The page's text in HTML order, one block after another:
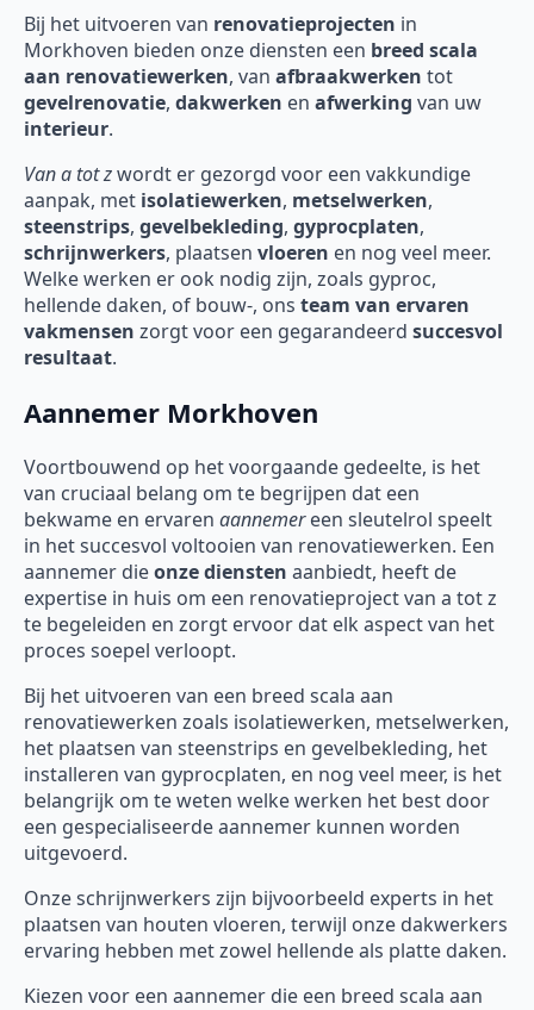
Bij het uitvoeren van renovatieprojecten in
Morkhoven bieden onze diensten een breed scala
aan renovatiewerken, van afbraakwerken tot
gevelrenovatie, dakwerken en afwerking van uw
interieur.
Van a tot zwordt er gezorgd voor een vakkundige
aanpak, met isolatiewerken, metselwerken,
steenstrips, gevelbekleding, gyprocplaten,
schrijnwerkers, plaatsen vloeren en nog veel meer.
Welke werken er ook nodig zijn, zoals gyproc,
hellende daken, of bouw-, ons team van ervaren
vakmensen zorgt voor een gegarandeerd succesvol
resultaat.
Aannemer Morkhoven
Voortbouwend op het voorgaande gedeelte, is het
van cruciaal belang om te begrijpen dat een
bekwame en ervaren aannemereen sleutelrol speelt
in het succesvol voltooien van renovatiewerken. Een
aannemer dieonze diensten aanbiedt, heeft de
expertise in huis om een renovatieproject van a tot z
te begeleiden en zorgt ervoor dat elk aspect van het
proces soepel verloopt.
Bij het uitvoeren van een breed scala aan
renovatiewerken zoals isolatiewerken, metselwerken,
het plaatsen van steenstrips en gevelbekleding, het
installeren van gyprocplaten, en nog veel meer, is het
belangrijk om te weten welke werken het best door
een gespecialiseerde aannemer kunnen worden
uitgevoerd.
Onze schrijnwerkers zijn bijvoorbeeld experts in het
plaatsen van houten vloeren, terwijl onze dakwerkers
ervaring hebben met zowel hellende als platte daken.
Kiezen voor een aannemer die een breed scala aan